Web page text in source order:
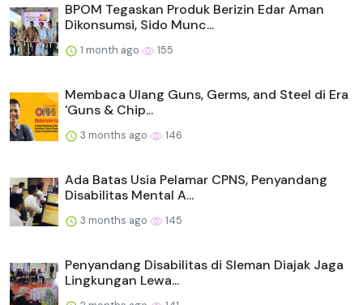
BPOM Tegaskan Produk Berizin Edar Aman
Dikonsumsi, Sido Munc...
1 month ago 155
Membaca Ulang Guns, Germs, and Steel di Era
'Guns & Chip...
3 months ago 146
Ada Batas Usia Pelamar CPNS, Penyandang
Disabilitas Mental A...
3 months ago 145
Penyandang Disabilitas di Sleman Diajak Jaga
Lingkungan Lewa...